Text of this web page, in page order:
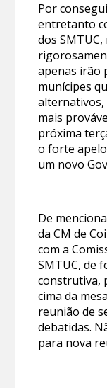
Por
entretanto
dos
apenas irão
munícipes
alternativos,
mais
próxima
o forte
um novo
De
da CM de
com a
SMTUC, de
construtiva,
cima da
reunião de
debatidas.
para nova